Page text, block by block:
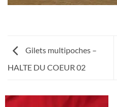
Gilets multipoches –
HALTE DU COEUR 02